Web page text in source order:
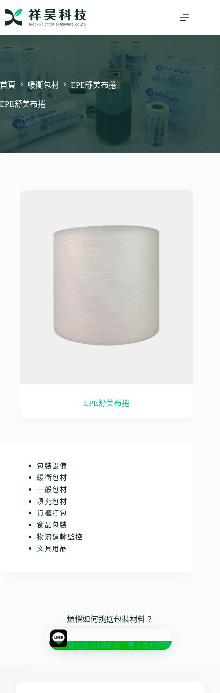
首頁 緩衝包材 EPE舒美布捲
EPE舒美布捲
EPE舒美布捲
包裝設備
緩衝包材
一般包材
填充包材
貨櫃打包
食品包裝
物流運輸監控
文具用品
煩惱如何挑選包裝材料？
歡迎加入LINE@，專人為您服務